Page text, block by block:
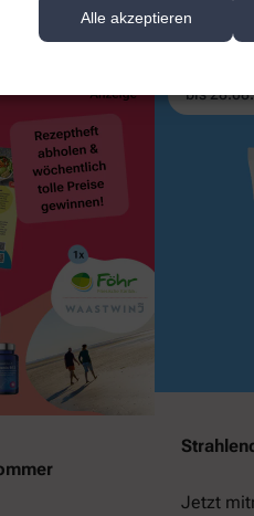
Alle akzeptieren
Sie Zu den Aktionen
bis
Jetzt